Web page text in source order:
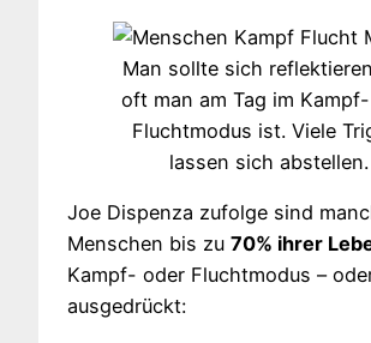
Man sollte sich
oft man am Tag im
Fluchtmodus ist. Viele
lassen sich abstellen.
Joe Dispenza zufolge sind
Menschen bis zu 70% ihrer
Kampf- oder Fluchtmodus –
ausgedrückt: